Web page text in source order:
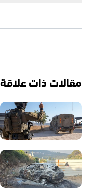
مقالات ذات علاقة